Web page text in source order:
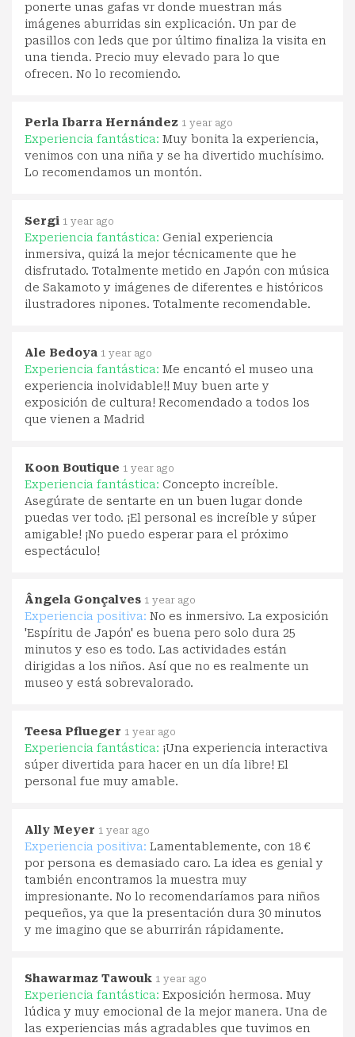
ponerte unas gafas vr donde muestran más
imágenes aburridas sin explicación. Un par de
pasillos con leds que por último finaliza la visita en
una tienda. Precio muy elevado para lo que
ofrecen. No lo recomiendo.
Perla Ibarra Hernández 1 year ago
Experiencia fantástica: Muy bonita la experiencia,
venimos con una niña y se ha divertido muchísimo.
Lo recomendamos un montón.
Sergi 1 year ago
Experiencia fantástica: Genial experiencia
inmersiva, quizá la mejor técnicamente que he
disfrutado. Totalmente metido en Japón con música
de Sakamoto y imágenes de diferentes e históricos
ilustradores nipones. Totalmente recomendable.
Ale Bedoya 1 year ago
Experiencia fantástica: Me encantó el museo una
experiencia inolvidable!! Muy buen arte y
exposición de cultura! Recomendado a todos los
que vienen a Madrid
Koon Boutique 1 year ago
Experiencia fantástica: Concepto increíble.
Asegúrate de sentarte en un buen lugar donde
puedas ver todo. ¡El personal es increíble y súper
amigable! ¡No puedo esperar para el próximo
espectáculo!
Ângela Gonçalves 1 year ago
Experiencia positiva: No es inmersivo. La exposición
'Espíritu de Japón' es buena pero solo dura 25
minutos y eso es todo. Las actividades están
dirigidas a los niños. Así que no es realmente un
museo y está sobrevalorado.
Teesa Pflueger 1 year ago
Experiencia fantástica: ¡Una experiencia interactiva
súper divertida para hacer en un día libre! El
personal fue muy amable.
Ally Meyer 1 year ago
Experiencia positiva: Lamentablemente, con 18 €
por persona es demasiado caro. La idea es genial y
también encontramos la muestra muy
impresionante. No lo recomendaríamos para niños
pequeños, ya que la presentación dura 30 minutos
y me imagino que se aburrirán rápidamente.
Shawarmaz Tawouk 1 year ago
Experiencia fantástica: Exposición hermosa. Muy
lúdica y muy emocional de la mejor manera. Una de
las experiencias más agradables que tuvimos en